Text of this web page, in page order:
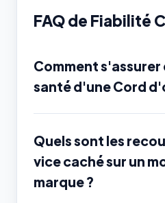
FAQ de Fiabilité
Comment s'assurer
santé d'une Cord
Quels sont les
vice caché sur un
marque ?